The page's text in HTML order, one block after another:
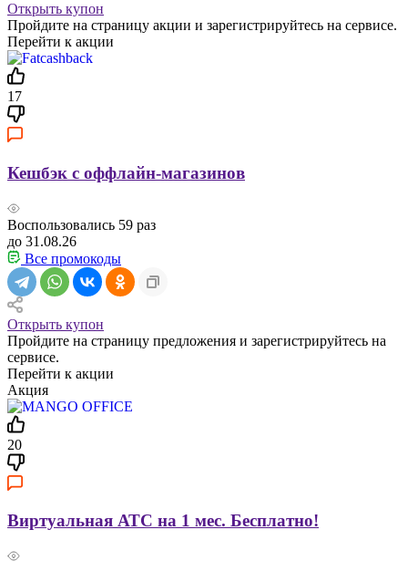
Открыть купон
Пройдите на страницу акции и зарегистрируйтесь на сервисе.
Перейти к акции
17
Кешбэк с оффлайн-магазинов
Воспользовались 59 раз
до 31.08.26
Все промокоды
Открыть купон
Пройдите на страницу предложения и зарегистрируйтесь на
сервисе.
Перейти к акции
Акция
20
Виртуальная АТС на 1 мес. Бесплатно!